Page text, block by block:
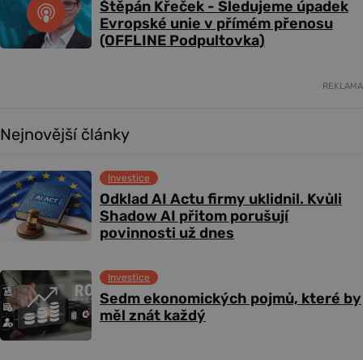
Štěpán Křeček - Sledujeme úpadek
Evropské unie v přímém přenosu
(OFFLINE Podpultovka)
REKLAMA
Nejnovější články
Odklad AI Actu firmy uklidnil. Kvůli
Shadow AI přitom porušují
povinnosti už dnes
Investice
Sedm ekonomických pojmů, které by
měl znát každý
Investice